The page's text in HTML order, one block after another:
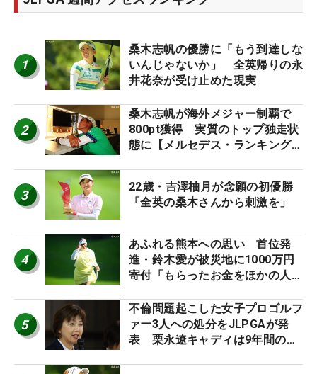
1
桑木志帆の優勝に「もう到達しな
いんじゃないか」 全英帰りの永
井花奈が受け止めた現実
2
桑木志帆が海外メジャー制覇で
800pt獲得 実質のトップ独走状
態に【メルセデス・ランキング番
3
22歳・吉澤柚月が念願の初優勝
「全英の桑木さんから刺激を」
4
あふれる熊本への思い 首位発
進・鈴木愛が被災地に1000万円
寄付「もらったお金をほかの人
5
不倫問題起こした女子プロゴルフ
ァー3人への処分をJLPGAが発
表 栗永遼キャディは9年間の立